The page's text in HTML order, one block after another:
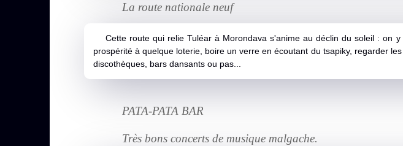
La route nationale neuf
Cette route qui relie Tuléar à Morondava s'anime au déclin du soleil : on
prospérité à quelque loterie, boire un verre en écoutant du tsapiky, regarder
discothèques, bars dansants ou pas...
PATA-PATA BAR
Très bons concerts de musique malgache.